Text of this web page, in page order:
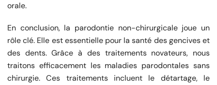
orale.
En conclusion, la parodontie non-chirurgicale joue un
rôle clé. Elle est essentielle pour la santé des gencives et
des dents. Grâce à des traitements novateurs, nous
traitons efficacement les maladies parodontales sans
chirurgie. Ces traitements incluent le détartage, le